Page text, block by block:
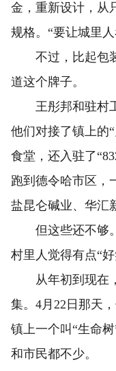
金，重新设计，从
规格。“要让城里
不过，比起包装
道这个牌子。
王彤邦和驻村工
他们对接了镇上的
食堂，还入驻了
跑到德令哈市区，
盐昆仑碱业、华汇
但这些还不够。
村里人觉得有点“
从年初到现在，
集。4月22日那天
镇上一个叫“生命
和市民都不少。